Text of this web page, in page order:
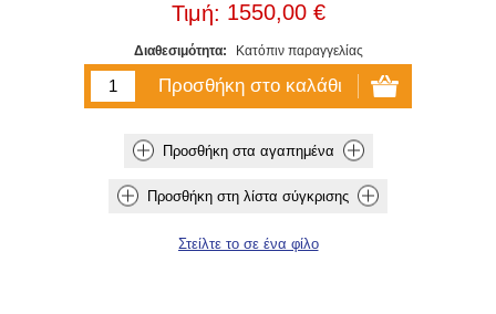
Τιμή: 1550,00 €
Διαθεσιμότητα: Κατόπιν παραγγελίας